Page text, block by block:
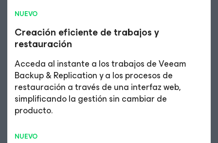
NUEVO
Creación eficiente de trabajos y
restauración
Acceda al instante a los trabajos de Veeam
Backup & Replication y a los procesos de
restauración a través de una interfaz web,
simplificando la gestión sin cambiar de
producto.
NUEVO